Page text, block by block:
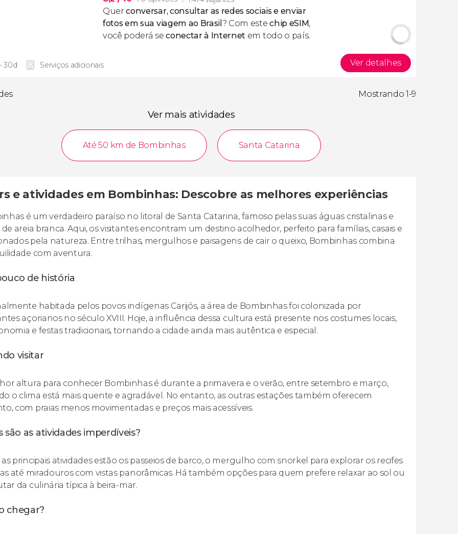
Querconversar, consultar as redes sociais e enviar
fotos em sua viagem ao Brasil ? Com estechip eSIM,
você poderá seconectar à Internet em todo o país.
30d Serviços adicionais Ver detalhes
Mostrando 1-9
Ver mais atividades
Até 50 km de Bombinhas Santa Catarina
e atividades em Bombinhas: Descobre as melhores experiências
é um verdadeiro paraíso no litoral de Santa Catarina, famoso pelas suas águas cristalinas e
de areia branca. Aqui, os visitantes encontram um destino acolhedor, perfeito para famílias, casais e
pela natureza. Entre trilhas, mergulhos e paisagens de cair o queixo, Bombinhas combina
com aventura.
de história
habitada pelos povos indígenas Carijós, a área de Bombinhas foi colonizada por
açorianos no século XVIII. Hoje, a influência dessa cultura está presente nos costumes locais,
e festas tradicionais, tornando a cidade ainda mais autêntica e especial.
visitar
altura para conhecer Bombinhas é durante a primavera e o verão, entre setembro e março,
o clima está mais quente e agradável. No entanto, as outras estações também oferecem
com praias menos movimentadas e preços mais acessíveis.
são as atividades imperdíveis?
principais atividades estão os passeios de barco, o mergulho com snorkel para explorar os recifes
até miradouros com vistas panorâmicas. Há também opções para quem prefere relaxar ao sol ou
da culinária típica à beira-mar.
chegar?